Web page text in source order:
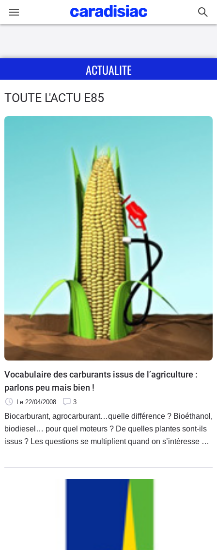
Actu
Essais
Moto
Marques
ACTUALITE
TOUTE L'ACTU E85
Vocabulaire des carburants issus de l’agriculture :
parlons peu mais bien !
Le 22/04/2008 3
Biocarburant, agrocarburant…quelle différence ? Bioéthanol,
biodiesel… pour quel moteurs ? De quelles plantes sont-ils
issus ? Les questions se multiplient quand on s’intéresse au